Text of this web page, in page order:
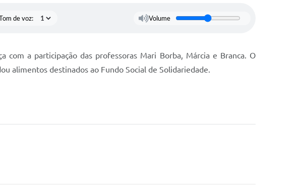
de voz: Volume
a participação das professoras Mari Borba, Márcia e Branca. O
alimentos destinados ao Fundo Social de Solidariedade.